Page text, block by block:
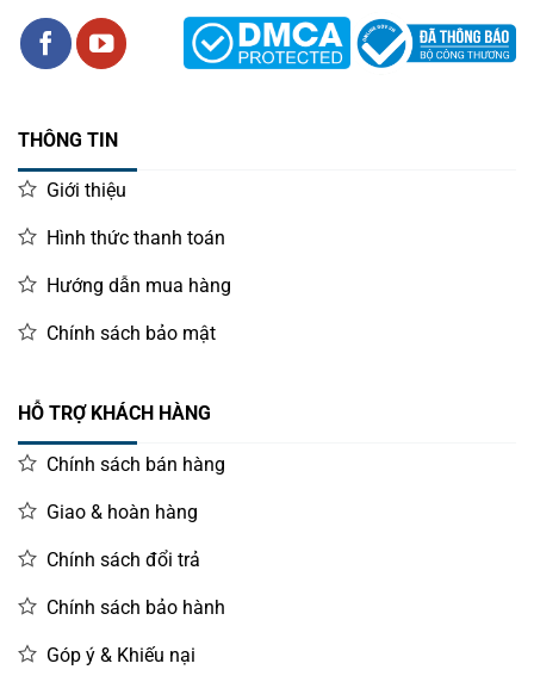
THÔNG TIN
Giới thiệu
Hình thức thanh toán
Hướng dẫn mua hàng
Chính sách bảo mật
HỖ TRỢ KHÁCH HÀNG
Chính sách bán hàng
Giao & hoàn hàng
Chính sách đổi trả
Chính sách bảo hành
Góp ý & Khiếu nại